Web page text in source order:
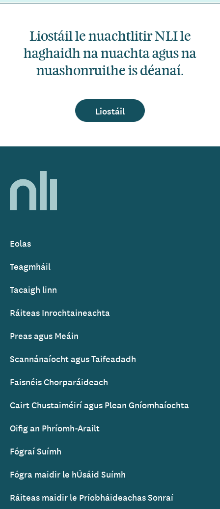
Liostáil le nuachtlitir NLI le
haghaidh na nuachta agus na
nuashonruithe is déanaí.
Liostáil
Home,
National
of
Footer
Eolas
Teagmháil
Tacaigh linn
Ráiteas Inrochtaineachta
Preas agus Meáin
Scannánaíocht agus Taifeadadh
Faisnéis Chorparáideach
Cairt Chustaiméirí agus Plean Gníomhaíochta
Oifig an Phríomh-Arailt
Fógraí Suímh
Fógra maidir le hÚsáid Suímh
Ráiteas maidir le Príobháideachas Sonraí